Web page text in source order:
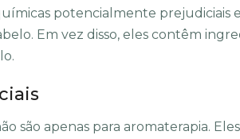
potencialmente prejudiciais
Em vez disso, eles contêm
são apenas para aromaterapia.